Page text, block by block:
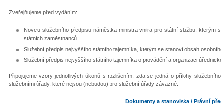
Zveřejňujeme před vydáním:
Novelu služebního předpisu náměstka ministra vnitra pro státní službu, kterým
státních zaměstnanců
Služební předpis nejvyššího státního tajemníka, kterým se stanoví obsah
Služební předpis nejvyššího státního tajemníka o provádění a organizaci
Připojujeme vzory jednotlivých úkonů s rozlišením, zda se jedná o přílohy
služebními úřady, které nejsou (nebudou) pro služební úřady závazné.
Dokumenty a stanoviska / Právní